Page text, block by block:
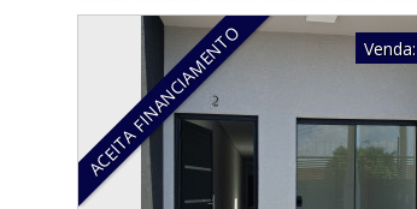
ACEITA FINANCIAMENTO Venda: